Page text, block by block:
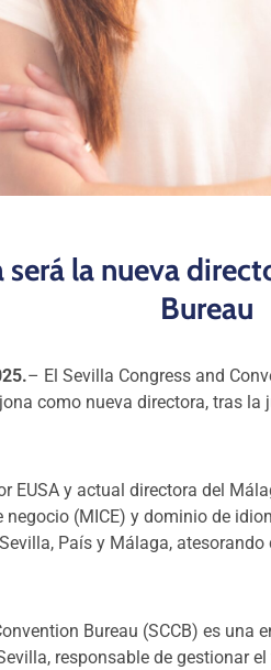
será la nueva
Bureau
– El Sevilla Congress and
como nueva directora, tras
EUSA y actual directora del
negocio (MICE) y dominio de
País y Málaga,
Bureau (SCCB) es
responsable de gestionar